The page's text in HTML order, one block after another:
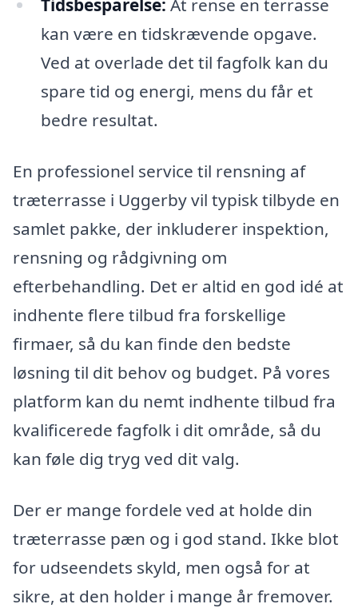
Tidsbesparelse: At rense en terrasse
kan være en tidskrævende opgave.
Ved at overlade det til fagfolk kan du
spare tid og energi, mens du får et
bedre resultat.
En professionel service til rensning af
træterrasse i Uggerby vil typisk tilbyde en
samlet pakke, der inkluderer inspektion,
rensning og rådgivning om
efterbehandling. Det er altid en god idé at
indhente flere tilbud fra forskellige
firmaer, så du kan finde den bedste
løsning til dit behov og budget. På vores
platform kan du nemt indhente tilbud fra
kvalificerede fagfolk i dit område, så du
kan føle dig tryg ved dit valg.
Der er mange fordele ved at holde din
træterrasse pæn og i god stand. Ikke blot
for udseendets skyld, men også for at
sikre, at den holder i mange år fremover.